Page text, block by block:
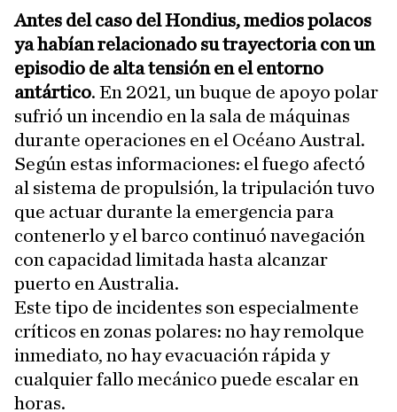
Antes del caso del Hondius, medios polacos
ya habían relacionado su trayectoria con un
episodio de alta tensión en el entorno
antártico. En 2021, un buque de apoyo polar
sufrió un incendio en la sala de máquinas
durante operaciones en el Océano Austral.
Según estas informaciones: el fuego afectó
al sistema de propulsión, la tripulación tuvo
que actuar durante la emergencia para
contenerlo y el barco continuó navegación
con capacidad limitada hasta alcanzar
puerto en Australia.
Este tipo de incidentes son especialmente
críticos en zonas polares: no hay remolque
inmediato, no hay evacuación rápida y
cualquier fallo mecánico puede escalar en
horas.